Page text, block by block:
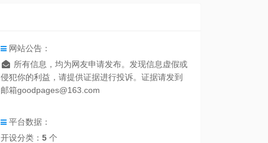
网站公告：
所有信息，均为网友申请发布。发现信息虚假或
侵犯你的利益，请提供证据进行投诉。证据请发到
邮箱goodpages@163.com
平台数据：
开设分类： 5个